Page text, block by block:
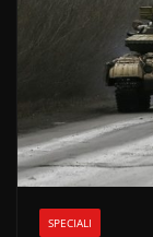
SPECIALI